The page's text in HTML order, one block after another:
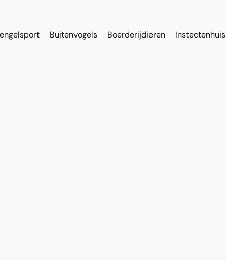
Buitenvogels Boerderijdieren Instectenhuis